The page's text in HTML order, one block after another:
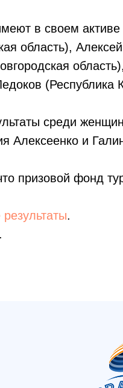
в своем
область),
(Республика
среди
Алексеенко и
призовой фонд
.
.